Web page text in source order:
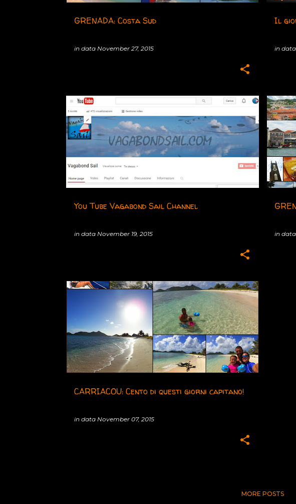
s
GRENADA: Costa Sud
in data November 27, 2015
Il
in data
You Tube Vagabond Sail Channel
in data November 19, 2015 in data
2015
CARRIACOU: Cento di questi giorni capitano!
in data November 07, 2015
CARAIBI CARRIACOU GRENADA
MORE POSTS